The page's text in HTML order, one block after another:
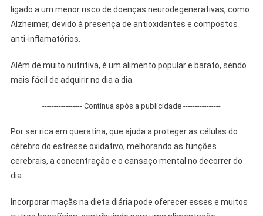
ligado a um menor risco de doenças neurodegenerativas, como
Alzheimer, devido à presença de antioxidantes e compostos
anti-inflamatórios.
Além de muito nutritiva, é um alimento popular e barato, sendo
mais fácil de adquirir no dia a dia.
----------------- Continua após a publicidade ----------------
Por ser rica em queratina, que ajuda a proteger as células do
cérebro do estresse oxidativo, melhorando as funções
cerebrais, a concentração e o cansaço mental no decorrer do
dia.
Incorporar maçãs na dieta diária pode oferecer esses e muitos